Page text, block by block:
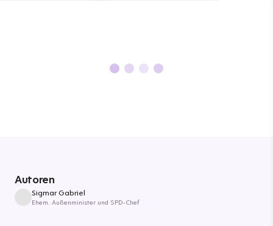
Autoren
Sigmar Gabriel
Ehem. Außenminister und SPD-Chef